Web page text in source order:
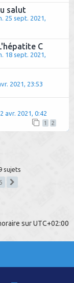
salut
25 sept. 2021,
C
18 sept. 2021,
2021, 23:53
avr. 2021, 0:42
1 2
sujets
surUTC+02:00